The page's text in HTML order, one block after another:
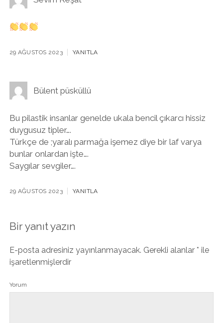
29 AĞUSTOS 2023 YANITLA
Bülent püsküllü
Bu pilastik insanlar genelde ukala bencil çıkarcı hissiz
duygusuz tipler….
Türkçe de ;yaralı parmağa işemez diye bir laf varya
bunlar onlardan işte….
Saygılar sevgiler….
29 AĞUSTOS 2023 YANITLA
Bir yanıt yazın
E-posta adresiniz yayınlanmayacak. Gerekli alanlar * ile
işaretlenmişlerdir
Yorum